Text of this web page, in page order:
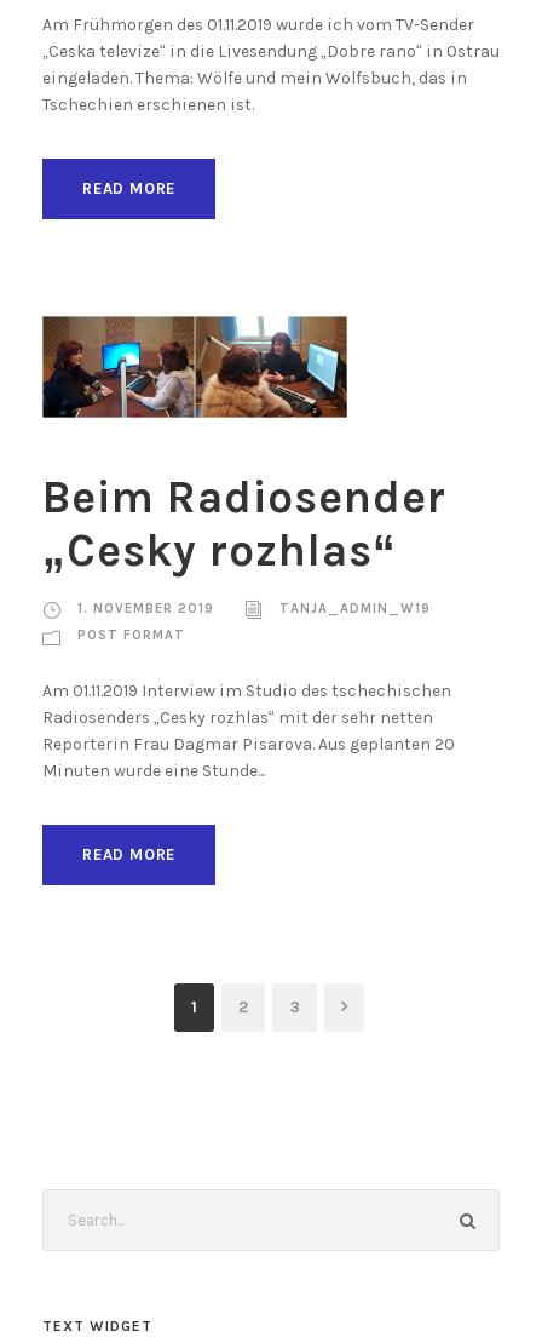
Am Frühmorgen des 01.11.2019 wurde ich vom TV-Sender
„Ceska televize“ in die Livesendung „Dobre rano“ in Ostrau
eingeladen. Thema: Wölfe und mein Wolfsbuch, das in
Tschechien erschienen ist.
READ MORE
Beim Radiosender
„Cesky rozhlas“
1. NOVEMBER 2019
TANJA_ADMIN_W19
POST FORMAT
Am 01.11.2019 Interview im Studio des tschechischen
Radiosenders „Cesky rozhlas“ mit der sehr netten
Reporterin Frau Dagmar Pisarova. Aus geplanten 20
Minuten wurde eine Stunde...
READ MORE
1 2 3
TEXT WIDGET